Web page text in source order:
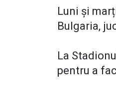
Luni și
Bulgaria,
La
pentru a